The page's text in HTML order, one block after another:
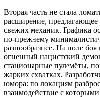
Вторая часть не стала
расширение, предлагающее
свежих механик. Графика
по‑прежнему
разнообразнее. На поле
огненный нацистский
стационарные пулемёты,
жарких схватках.
юмора: по локациям
взаимодействие с